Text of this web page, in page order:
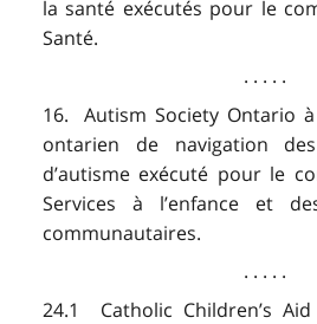
la santé exécutés pour le
Santé.
. . . . .
16. Autism Society Ontario
ontarien de navigation
d’autisme exécuté pour le
Services à l’enfance et
communautaires.
. . . . .
24.1 Catholic Children’s